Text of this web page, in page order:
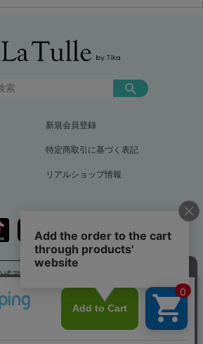
新規会員登録
特定商取引に基づく表記
リアルショップ情報
式アプリをダウンロード
、離島を除く）12,000円以上で送料無料